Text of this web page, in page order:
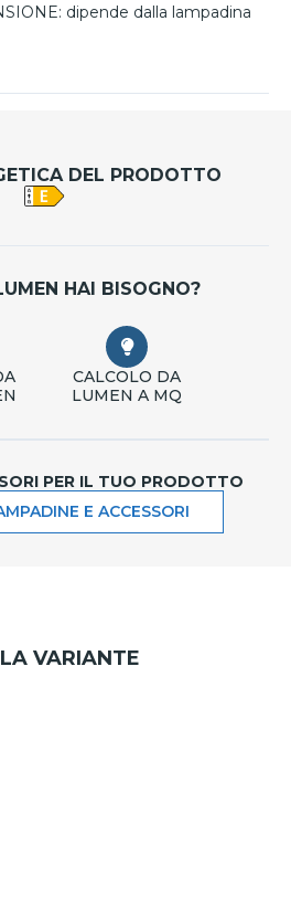
dipende dalla lampadina
DEL PRODOTTO
HAI BISOGNO?
CALCOLO DA
LUMEN A MQ
PER IL TUO PRODOTTO
E ACCESSORI
VARIANTE